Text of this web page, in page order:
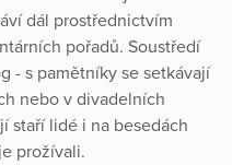
dál prostřednictvím
pořadů. Soustředí
- s pamětníky se setkávají
nebo v divadelních
staří lidé i na besedách
prožívali.